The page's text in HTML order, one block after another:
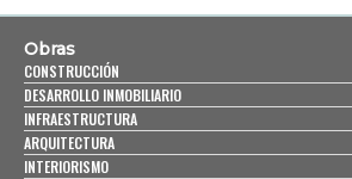
Obras
CONSTRUCCIÓN
DESARROLLO INMOBILIARIO
INFRAESTRUCTURA
ARQUITECTURA
INTERIORISMO